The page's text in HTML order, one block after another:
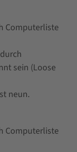
Computerliste
sein (Loose
neun.
Computerliste